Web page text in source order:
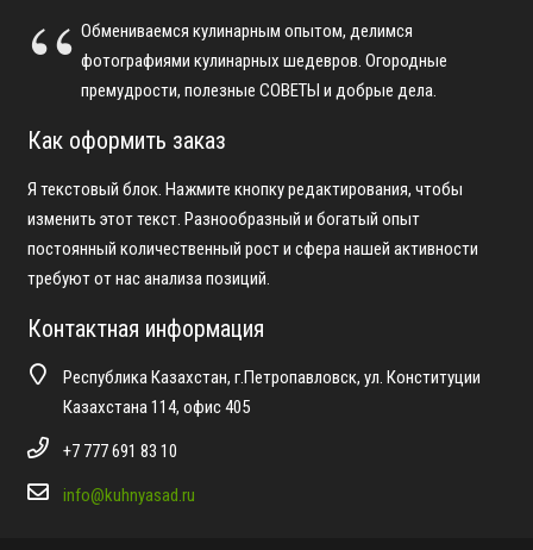
Обмениваемся кулинарным опытом, делимся
фотографиями кулинарных шедевров. Огородные
премудрости, полезные СОВЕТЫ и добрые дела.
Как оформить заказ
Я текстовый блок. Нажмите кнопку редактирования, чтобы
изменить этот текст. Разнообразный и богатый опыт
постоянный количественный рост и сфера нашей активности
требуют от нас анализа позиций.
Контактная информация
Республика Казахстан, г.Петропавловск, ул. Конституции
Казахстана 114, офис 405
+7 777 691 83 10
info@kuhnyasad.ru